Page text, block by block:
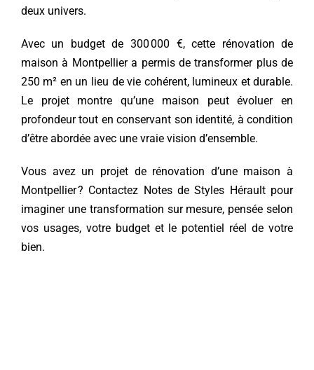
deux univers.
Avec un budget de 300 000 €, cette rénovation de
maison à Montpellier a permis de transformer plus de
250 m² en un lieu de vie cohérent, lumineux et durable.
Le projet montre qu’une maison peut évoluer en
profondeur tout en conservant son identité, à condition
d’être abordée avec une vraie vision d’ensemble.
Vous avez un projet de rénovation d’une maison à
Montpellier ? Contactez Notes de Styles Hérault pour
imaginer une transformation sur mesure, pensée selon
vos usages, votre budget et le potentiel réel de votre
bien.